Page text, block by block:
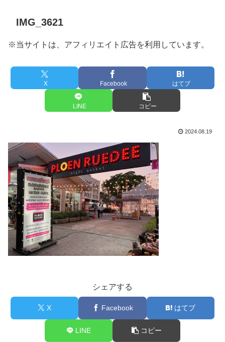
IMG_3621
※当サイトは、アフィリエイト広告を利用しています。
X Facebook はてブ
LINE コピー
2024.08.19
シェアする
X Facebook はてブ
LINE コピー